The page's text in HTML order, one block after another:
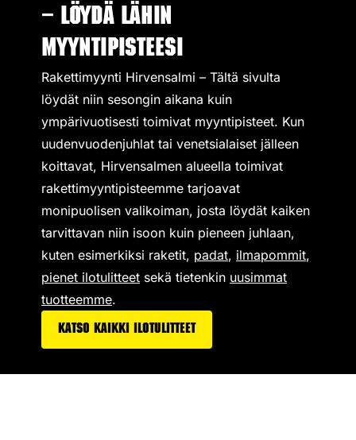
– Löydä lähin
myyntipisteesi
Rakettimyynti Hirvensalmi – Tältä sivulta
löydät niin sesongin aikana kuin
ympärivuotisesti toimivat myyntipisteet. Kun
uudenvuodenjuhlat tai venetsialaiset jälleen
koittavat, Hirvensalmen alueella toimivat
rakettimyyntipisteemme tarjoavat
monipuolisen valikoiman, josta löydät kaiken
tarvittavan niin isoon kuin pieneen juhlaan,
kuten esimerkiksi raketit, padat, ilmapommit,
pienet ilotulitteet sekä tietenkin uusimmat
tuotteemme.
Katso kaikki ilotulitteet